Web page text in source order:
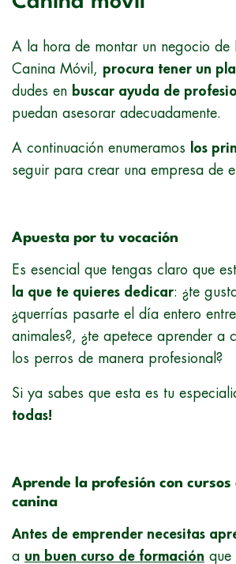
A la hora de montar un negocio de
Canina Móvil, procura tener un
dudes en buscar ayuda de
puedan asesorar adecuadamente.
A continuación enumeramos los
seguir para crear una empresa de
Apuesta por tu vocación
Es esencial que tengas claro que
la que te quieres dedicar: ¿te
¿querrías pasarte el día entero
animales?, ¿te apetece aprender a
los perros de manera profesional?
Si ya sabes que esta es tu
todas!
Aprende la profesión con cursos
canina
Antes de emprender necesitas
a un buen curso de formación que